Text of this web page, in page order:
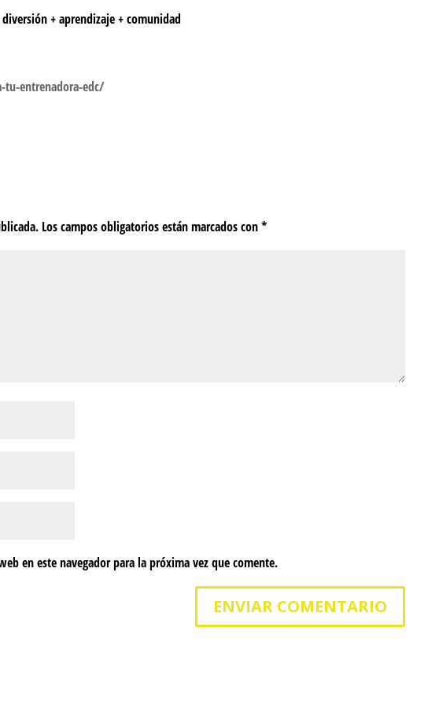
+ aprendizaje + comunidad
tu-entrenadora-edc/
Los campos obligatorios están marcados con*
en este navegador para la próxima vez que comente.